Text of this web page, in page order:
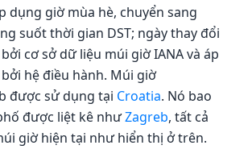
dụng giờ mùa hè, chuyển sang
suốt thời gian DST; ngày thay đổi
cơ sở dữ liệu múi giờ IANA và áp
hệ điều hành. Múi giờ
được sử dụng tại Croatia. Nó bao
được liệt kê nhưZagreb, tất cả
giờ hiện tại như hiển thị ở trên.